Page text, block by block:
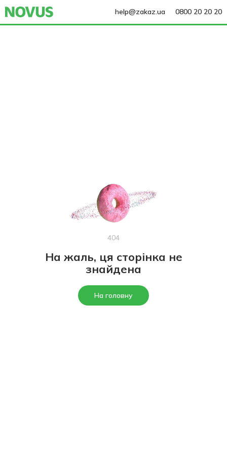
help@zakaz.ua 0800 20 20 20
404
На жаль, ця сторінка не
знайдена
На головну